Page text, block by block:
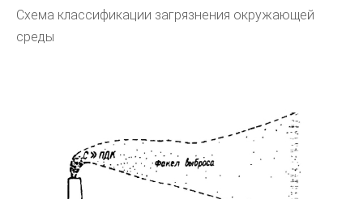
Схема классификации загрязнения окружающей
среды